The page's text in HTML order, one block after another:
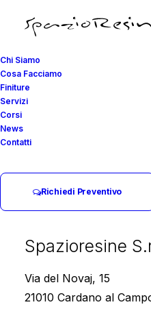
Chi Siamo
Cosa Facciamo
Finiture
Servizi
Corsi
News
Contatti
Richiedi Preventivo
Spazioresine
Via del Novaj, 15
21010 Cardano al
Pavimenti
Home page
Pavimenti in